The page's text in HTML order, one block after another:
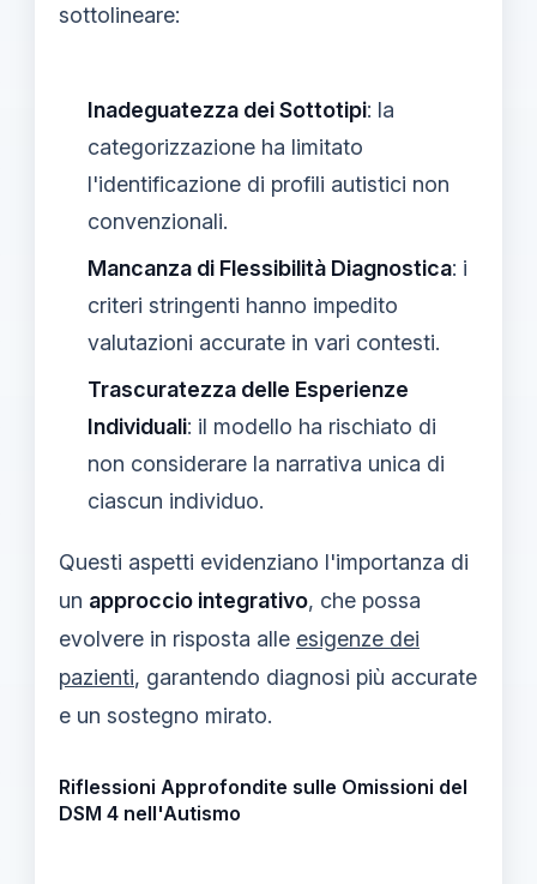
sottolineare:
Inadeguatezza dei Sottotipi: la
categorizzazione ha limitato
l'identificazione di profili autistici non
convenzionali.
Mancanza di Flessibilità Diagnostica: i
criteri stringenti hanno impedito
valutazioni accurate in vari contesti.
Trascuratezza delle Esperienze
Individuali: il modello ha rischiato di
non considerare la narrativa unica di
ciascun individuo.
Questi aspetti evidenziano l'importanza di
un approccio integrativo, che possa
evolvere in risposta alle esigenze dei
pazienti, garantendo diagnosi più accurate
e un sostegno mirato.
Riflessioni Approfondite sulle Omissioni del
DSM 4 nell'Autismo